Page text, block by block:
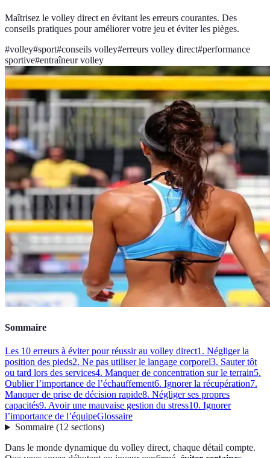
Maîtrisez le volley direct en évitant les erreurs courantes. Des
conseils pratiques pour améliorer votre jeu et éviter les pièges.
#volley#sport#conseils volley#erreurs volley direct#performance
sportive#entraîneur volley
Sommaire
Les 10 erreurs à éviter pour réussir au volley direct1. Négliger la
position des pieds2. Ne pas utiliser le langage corporel3. Sauter tôt
ou tard lors des services4. Manquer de concentration sur le terrain5.
Oublier l’importance de l’échauffement6. Ignorer la récupération7.
Manquer de prise de décision rapide8. Négliger ses propres
capacités9. Avoir une mauvaise gestion du stress10. Ignorer
l’importance de l’équipeGlossaire
Sommaire(12 sections)
Dans le monde dynamique du volley direct, chaque détail compte.